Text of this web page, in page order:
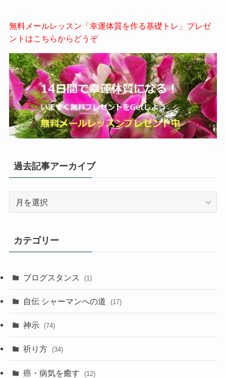
無料メールレッスン「幸運体質を作る基礎トレ」プレゼ
ントはこちらからどうぞ
過去記事アーカイブ
ア
カ
ブ
カテゴリー
ブログスタンス (1)
自伝 シャーマンへの道 (17)
神示 (74)
祈り方 (34)
癌・病気を癒す (12)